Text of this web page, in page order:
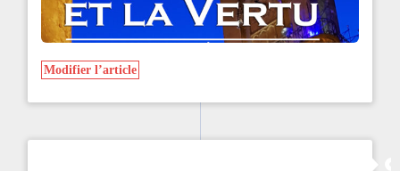
Modifier l’article